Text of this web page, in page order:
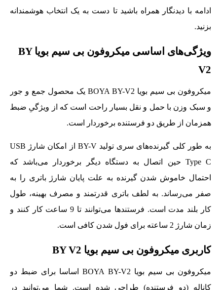
ادامه با دیدنگار همراه باشید تا دست به یک انتخاب هوشمندانه
بزنید.
ویژگی‌های اساسی میکروفون بی سیم بویا BY
V2
میکروفون بی سیم بویا BOYA BY-V2 یک محصول جمع و جور
و سبک وزن با حمل و نقل بسیار راحت است که از ویژگیِ ضبط
همزمان از طریق دو فرستنده برخوردار است.
به طور کلی گیرنده‌های سری تولید BY-V از امکان شارژ USB
Type C حین اتصال به دستگاه دیگر برخوردار می‌باشد که
احتمال خاموش شدن گیرنده به علت پایان شارژ باتری را به
صفر می‌رساند. به لطف باتری قدرتمند و مصرف بهینه، طول
کار بلند مدت است. فرستندها می‌توانند تا 9 ساعت کار کنند و
زمان شارژ 2 ساعته برای فول شدن کافی است.
کاربری میکروفون بی سیم بویا BY V2
میکروفون بی سیم بویا BOYA BY-V2 اساسا برای ضبط دو
کاناله (دو فرستنده) طراحی شده است. شما می‌توانید در